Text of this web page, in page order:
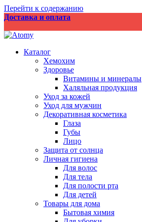
Перейти к содержанию
Доставка и оплата
Каталог
Хемохим
Здоровье
Витамины и минералы
Халяльная продукция
Уход за кожей
Уход для мужчин
Декоративная косметика
Глаза
Губы
Лицо
Защита от солнца
Личная гигиена
Для волос
Для тела
Для полости рта
Для детей
Товары для дома
Бытовая химия